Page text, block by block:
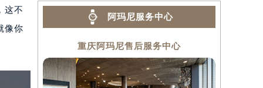
这不
像你
阿玛尼服务中心
重庆阿玛尼售后服务中心